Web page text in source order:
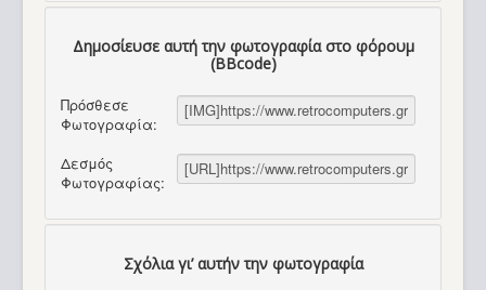
Δημοσίευσε αυτή την φωτογραφία στο φόρουμ
(BBcode)
Πρόσθεσε
Φωτογραφία:
Δεσμός
Φωτογραφίας:
Σχόλια γι’ αυτήν την φωτογραφία